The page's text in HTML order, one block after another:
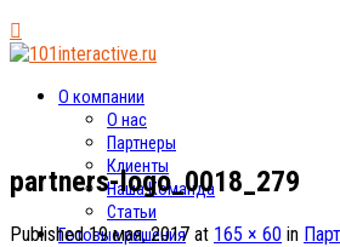
О компании
О нас
Партнеры
Клиенты
Наша Команда
Статьи
Готовые решения
partners-logo_0018_279
Published19 мая, 2017 at 165 × 60 in